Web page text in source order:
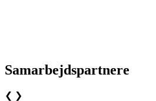
Samarbejdspartnere
❮ ❯